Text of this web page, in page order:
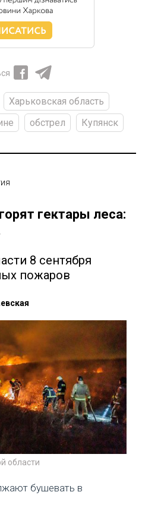
Харьковская область
обстрел Купянск
гектары леса:
8 сентября
пожаров
области
бушевать в